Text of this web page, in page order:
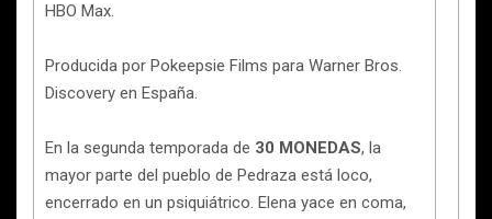
HBO Max.
Producida por Pokeepsie Films para Warner Bros.
Discovery en España.
En la segunda temporada de 30 MONEDAS, la
mayor parte del pueblo de Pedraza está loco,
encerrado en un psiquiátrico. Elena yace en coma,